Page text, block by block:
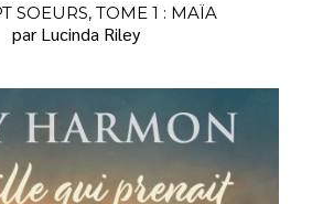
SOEURS, TOME 1 : MAÏA
par Lucinda Riley